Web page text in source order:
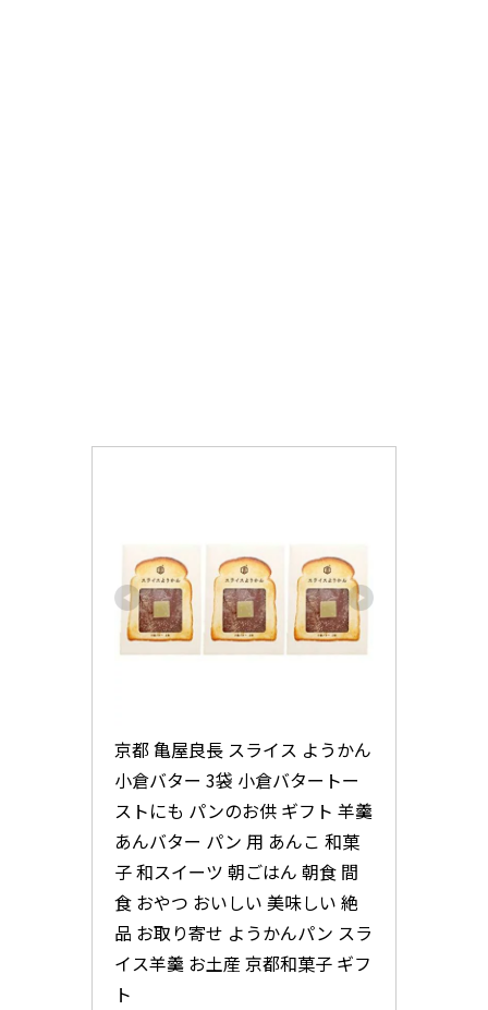
京都 亀屋良長 スライス ようかん
小倉バター 3袋 小倉バタートー
ストにも パンのお供 ギフト 羊羹
あんバター パン 用 あんこ 和菓
子 和スイーツ 朝ごはん 朝食 間
食 おやつ おいしい 美味しい 絶
品 お取り寄せ ようかんパン スラ
イス羊羹 お土産 京都和菓子 ギフ
ト